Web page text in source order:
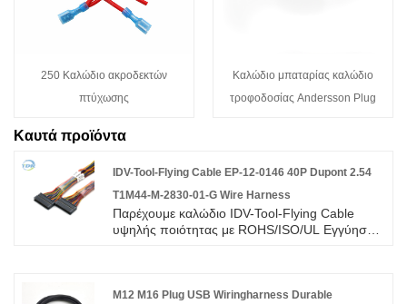
250 Καλώδιο ακροδεκτών
πτύχωσης
Καλώδιο μπαταρίας καλώδιο
τροφοδοσίας Andersson Plug
Καυτά προϊόντα
IDV-Tool-Flying Cable EP-12-0146 40P Dupont 2.54
T1M44-M-2830-01-G Wire Harness
Παρέχουμε καλώδιο IDV-Tool-Flying Cable
υψηλής ποιότητας με ROHS/ISO/UL Εγγύηση
αγοράς της Ασίας, της Ευρώπης και της
M12 M16 Plug USB Wiringharness Durable